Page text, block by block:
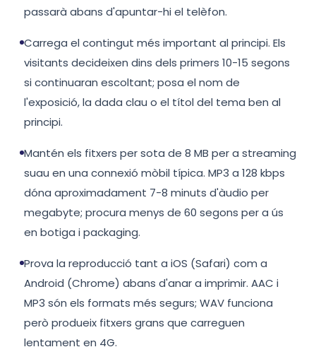
passarà abans d'apuntar-hi el telèfon.
Carrega el contingut més important al principi. Els
visitants decideixen dins dels primers 10-15 segons
si continuaran escoltant; posa el nom de
l'exposició, la dada clau o el títol del tema ben al
principi.
Mantén els fitxers per sota de 8 MB per a streaming
suau en una connexió mòbil típica. MP3 a 128 kbps
dóna aproximadament 7-8 minuts d'àudio per
megabyte; procura menys de 60 segons per a ús
en botiga i packaging.
Prova la reproducció tant a iOS (Safari) com a
Android (Chrome) abans d'anar a imprimir. AAC i
MP3 són els formats més segurs; WAV funciona
però produeix fitxers grans que carreguen
lentament en 4G.